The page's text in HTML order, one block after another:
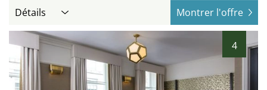
Détails Montrer l'offre
4